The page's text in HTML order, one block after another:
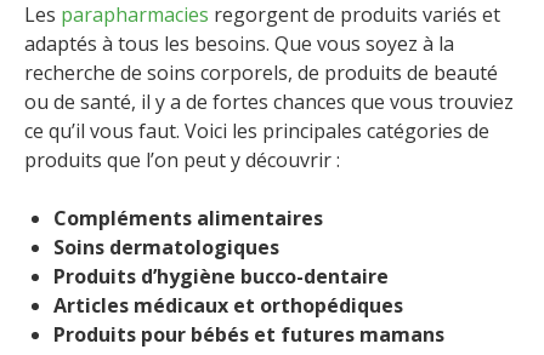
Les parapharmacies regorgent de produits variés et
adaptés à tous les besoins. Que vous soyez à la
recherche de soins corporels, de produits de beauté
ou de santé, il y a de fortes chances que vous trouviez
ce qu’il vous faut. Voici les principales catégories de
produits que l’on peut y découvrir :
Compléments alimentaires
Soins dermatologiques
Produits d’hygiène bucco-dentaire
Articles médicaux et orthopédiques
Produits pour bébés et futures mamans